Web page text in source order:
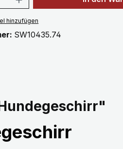
hinzufügen
SW10435.74